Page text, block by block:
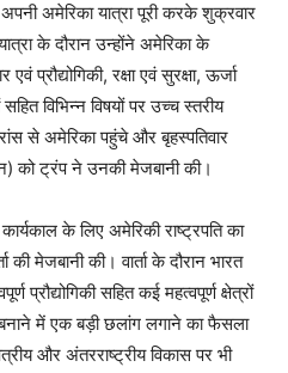
अमेरिका यात्रा पूरी करके शुक्रवार
के दौरान उन्होंने अमेरिका के
प्रौद्योगिकी, रक्षा एवं सुरक्षा, ऊर्जा
विभिन्न विषयों पर उच्च स्तरीय
फ्रांस से अमेरिका पहुंचे और बृहस्पतिवार
को ट्रंप ने उनकी मेजबानी की।
के लिए अमेरिकी राष्ट्रपति का
की मेजबानी की। वार्ता के दौरान भारत
प्रौद्योगिकी सहित कई महत्वपूर्ण क्षेत्रों
में एक बड़ी छलांग लगाने का फैसला
और अंतरराष्ट्रीय विकास पर भी